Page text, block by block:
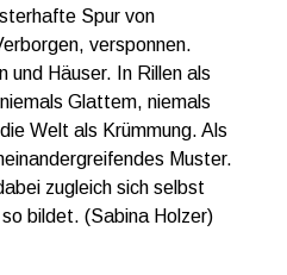
Spur von
versponnen.
und Häuser. In Rillen als
Glattem, niemals
Welt als Krümmung. Als
Muster.
zugleich sich selbst
bildet. (Sabina Holzer)